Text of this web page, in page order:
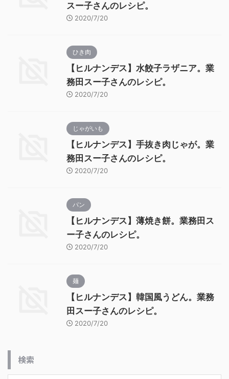
スー子さんのレシピ。
2020/7/20
ひき肉
【ヒルナンデス】水餃子ラザニア。業
務田スー子さんのレシピ。
2020/7/20
じゃがいも
【ヒルナンデス】手抜き肉じゃが。業
務田スー子さんのレシピ。
2020/7/20
パン
【ヒルナンデス】薄焼き餅。業務田ス
ー子さんのレシピ。
2020/7/20
麺
【ヒルナンデス】韓国風うどん。業務
田スー子さんのレシピ。
2020/7/20
検索